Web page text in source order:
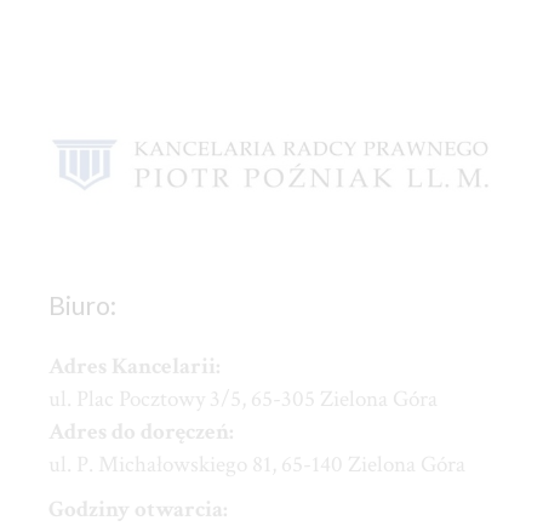
Biuro:
Adres Kancelarii:
ul. Plac Pocztowy 3/5, 65-305 Zielona Góra
Adres do doręczeń:
ul. P. Michałowskiego 81, 65-140 Zielona Góra
Godziny otwarcia: